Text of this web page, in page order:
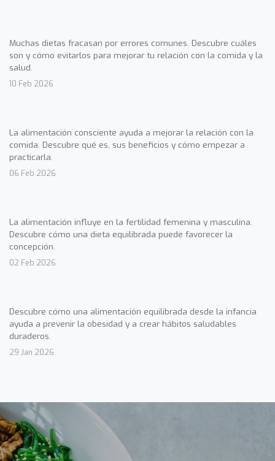
Muchas dietas fracasan por errores comunes. Descubre cuáles
son y cómo evitarlos para mejorar tu relación con la comida y la
salud.
10 Feb 2026
La alimentación consciente ayuda a mejorar la relación con la
comida. Descubre qué es, sus beneficios y cómo empezar a
practicarla.
06 Feb 2026
La alimentación influye en la fertilidad femenina y masculina.
Descubre cómo una dieta equilibrada puede favorecer la
concepción.
02 Feb 2026
Descubre cómo una alimentación equilibrada desde la infancia
ayuda a prevenir la obesidad y a crear hábitos saludables
duraderos.
29 Jan 2026